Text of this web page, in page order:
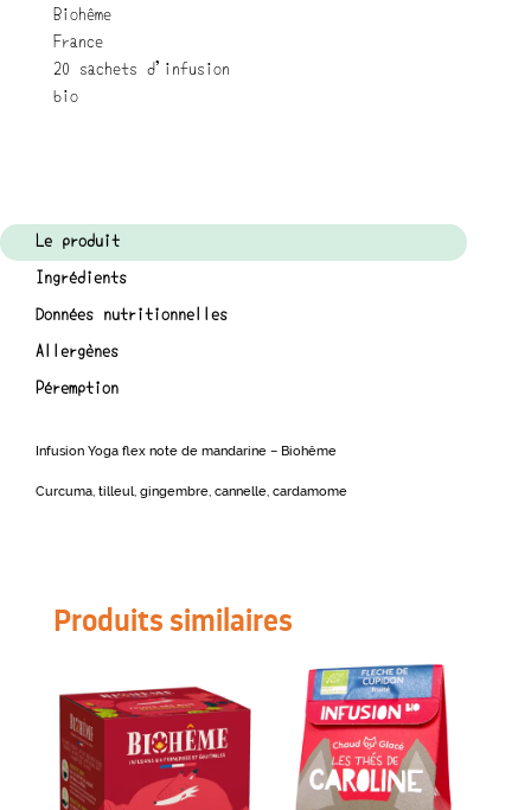
Biohême
France
20 sachets d'infusion
bio
Le produit
Ingrédients
Données nutritionnelles
Allergènes
Péremption
Infusion Yoga flex note de mandarine – Biohême
Curcuma, tilleul, gingembre, cannelle, cardamome
Produits similaires